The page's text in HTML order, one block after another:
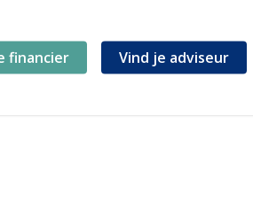
financier Vind je adviseur